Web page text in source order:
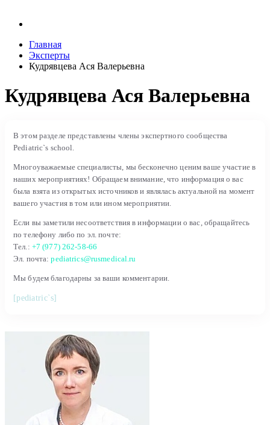
Главная
Эксперты
Кудрявцева Ася Валерьевна
Кудрявцева Ася Валерьевна
В этом разделе представлены члены экспертного сообщества
Pediatric`s school.
Многоуважаемые специалисты, мы бесконечно ценим ваше участие в
наших мероприятиях! Обращаем внимание, что информация о вас
была взята из открытых источников и являлась актуальной на момент
вашего участия в том или ином мероприятии.
Если вы заметили несоответствия в информации о вас, обращайтесь
по телефону либо по эл. почте:
Тел.: +7 (977) 262-58-66
Эл. почта:pediatrics@rusmedical.ru
Мы будем благодарны за ваши комментарии.
[pediatric`s]